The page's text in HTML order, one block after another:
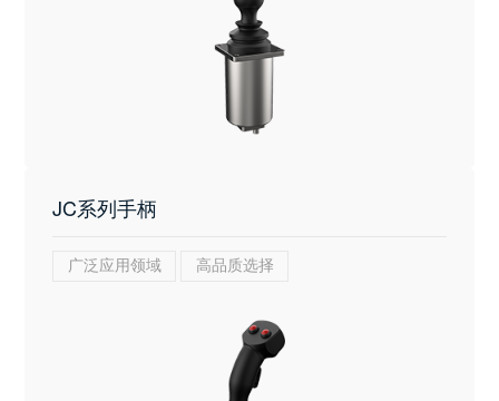
JC系列手柄
广泛应用领域 高品质选择